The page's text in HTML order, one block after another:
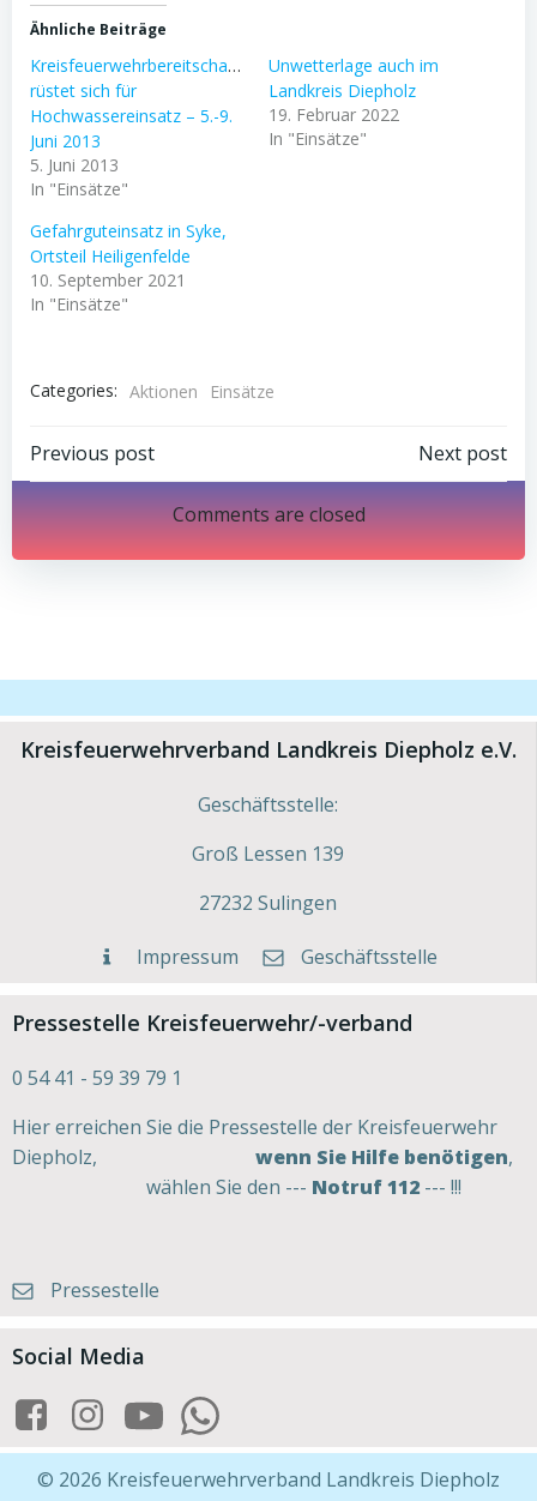
Ähnliche Beiträge
Kreisfeuerwehrbereitschaften
rüstet sich für
Hochwassereinsatz – 5.-9.
Juni 2013
5. Juni 2013
In "Einsätze"
Unwetterlage auch im
Landkreis Diepholz
19. Februar 2022
In "Einsätze"
Gefahrguteinsatz in Syke,
Ortsteil Heiligenfelde
10. September 2021
In "Einsätze"
Categories: Aktionen Einsätze
Post
navigation
Previous post
Post
navigation
Next post
Comments are closed
Kreisfeuerwehrverband Landkreis Diepholz e.V.
Geschäftsstelle:
Groß Lessen 139
27232 Sulingen
Impressum Geschäftsstelle
Pressestelle Kreisfeuerwehr/-verband
0 54 41 - 59 39 79 1
Hier erreichen Sie die Pressestelle der Kreisfeuerwehr
Diepholz, wenn Sie Hilfe benötigen,
wählen Sie den --- Notruf 112 --- !!!
Pressestelle
Social Media
© 2026 Kreisfeuerwehrverband Landkreis Diepholz